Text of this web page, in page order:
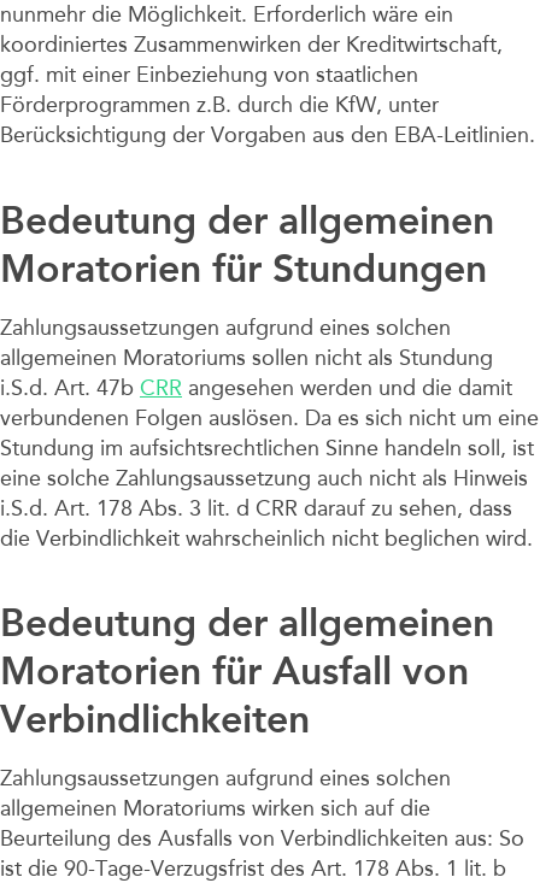
nunmehr die Möglichkeit. Erforderlich wäre ein
koordiniertes Zusammenwirken der Kreditwirtschaft,
ggf. mit einer Einbeziehung von staatlichen
Förderprogrammen z.B. durch die KfW, unter
Berücksichtigung der Vorgaben aus den EBA-Leitlinien.
Bedeutung der allgemeinen
Moratorien für Stundungen
Zahlungsaussetzungen aufgrund eines solchen
allgemeinen Moratoriums sollen nicht als Stundung
i.S.d. Art. 47b CRR angesehen werden und die damit
verbundenen Folgen auslösen. Da es sich nicht um eine
Stundung im aufsichtsrechtlichen Sinne handeln soll, ist
eine solche Zahlungsaussetzung auch nicht als Hinweis
i.S.d. Art. 178 Abs. 3 lit. d CRR darauf zu sehen, dass
die Verbindlichkeit wahrscheinlich nicht beglichen wird.
Bedeutung der allgemeinen
Moratorien für Ausfall von
Verbindlichkeiten
Zahlungsaussetzungen aufgrund eines solchen
allgemeinen Moratoriums wirken sich auf die
Beurteilung des Ausfalls von Verbindlichkeiten aus: So
ist die 90-Tage-Verzugsfrist des Art. 178 Abs. 1 lit. b